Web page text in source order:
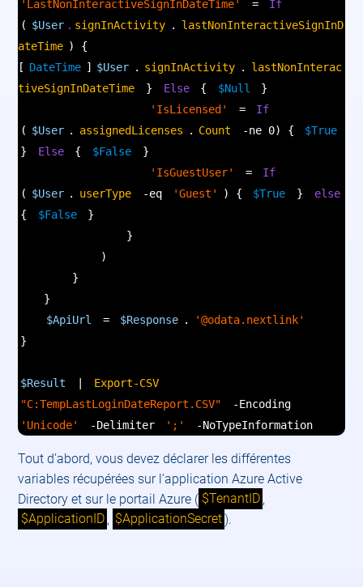
'LastNonInteractiveSignInDateTime' =
If
( $User . signInActivity .
lastNonInteractiveSignInD
ateTime ) {
[ DateTime ] $User . signInActivity .
lastNonInterac
tiveSignInDateTime
} Else { $Null
}
'IsLicensed'
=
If
( $User . assignedLicenses . Count -ne 0) {
$True
}
Else { $False
}
'IsGuestUser'
=
If
( $User . userType -eq 'Guest' ) { $True }
else
{
$False
}
}
)
}
}
$ApiUrl
= $Response .
'@odata.nextlink'
}
$Result |
Export-CSV
"C:TempLastLoginDateReport.CSV"
-Encoding
'Unicode'
-Delimiter ';' -NoTypeInformation
Tout d’abord, vous devez déclarer les différentes
variables récupérées sur l’application Azure Active
Directory et sur le portail Azure ( $TenantID ,
$ApplicationID , $ApplicationSecret).